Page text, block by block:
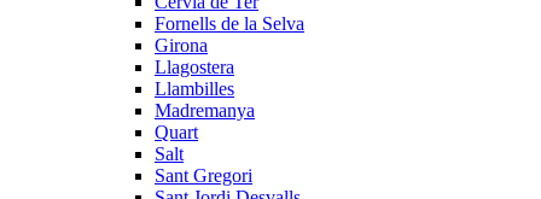
Fornells de la Selva
Girona
Llagostera
Llambilles
Madremanya
Quart
Salt
Sant Gregori